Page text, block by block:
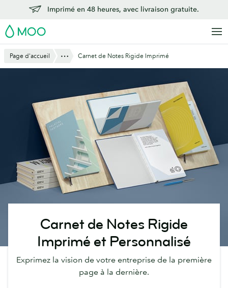
contenu
principal
Imprimé en 48 heures, avec livraison gratuite.
MOO
Page d'accueil Montre Tout
Carnet de Notes Rigide Imprimé
Carnet de Notes Rigide
Imprimé et Personnalisé
Exprimez la vision de votre entreprise de la première
page à la dernière.